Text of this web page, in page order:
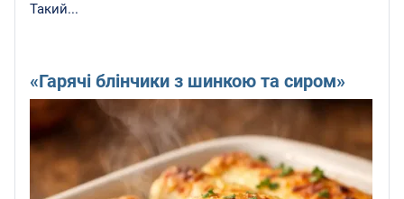
Такий...
«Гарячі блінчики з шинкою та сиром»